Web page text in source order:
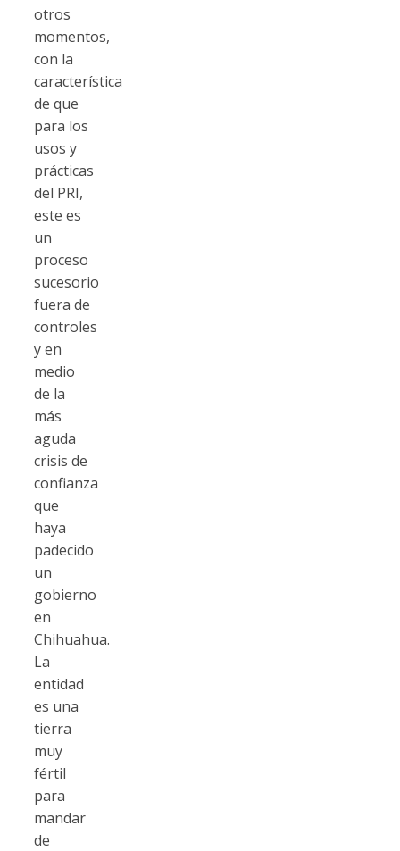
otros
momentos,
con la
característica
de que
para los
usos y
prácticas
del PRI,
este es
un
proceso
sucesorio
fuera de
controles
y en
medio
de la
más
aguda
crisis de
confianza
que
haya
padecido
un
gobierno
en
Chihuahua.
La
entidad
es una
tierra
muy
fértil
para
mandar
de